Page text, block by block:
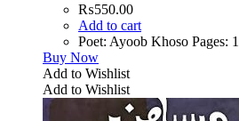
₨550.00
Add to cart
Poet: Ayoob Khoso Pages:
Buy Now
Add to Wishlist
Add to Wishlist